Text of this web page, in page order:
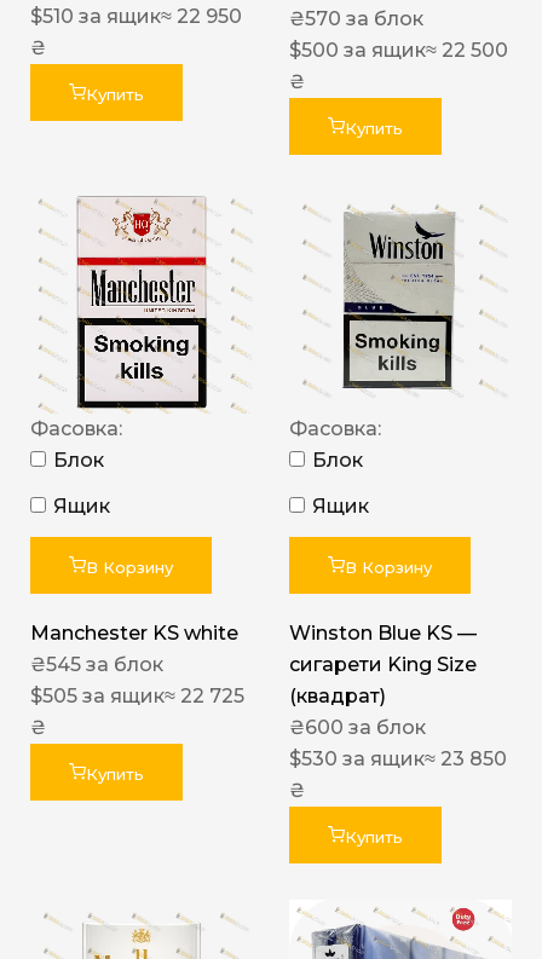
$510 за ящик≈ 22 950
₴
Купить
₴570 за блок
$500 за ящик≈ 22 500
₴
Купить
Фасовка:
Блок
Ящик
В Корзину
Manchester KS white
₴545 за блок
$505 за ящик≈ 22 725
₴
Купить
Фасовка:
Блок
Ящик
В Корзину
Winston Blue KS —
сигарети King Size
(квадрат)
₴600 за блок
$530 за ящик≈ 23 850
₴
Купить